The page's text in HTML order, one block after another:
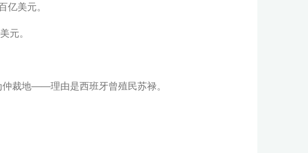
美元。
元。
裁地——理由是西班牙曾殖民苏禄。